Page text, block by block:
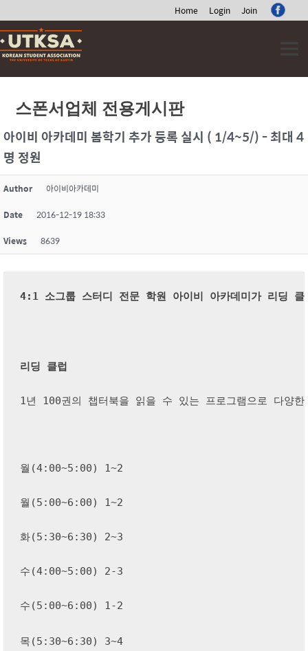
Home Login Join
Skip
to
content
스폰서업체 전용게시판
아이비 아카데미 봄학기 추가 등록 실시 ( 1/4~5/) - 최대 4
명 정원
Author 아이비아카데미
Date 2016-12-19 18:33
Views 8639
4:1 소그룹 스터디 전문 학원 아이비 아카데미가 리딩
리딩 클럽
1년 100권의 챕터북을 읽을 수 있는 프로그램으로 다
월(4:00~5:00) 1~2
월(5:00~6:00) 1~2
화(5:30~6:30) 2~3
수(4:00~5:00) 2-3
수(5:00~6:00) 1-2
목(5:30~6:30) 3~4